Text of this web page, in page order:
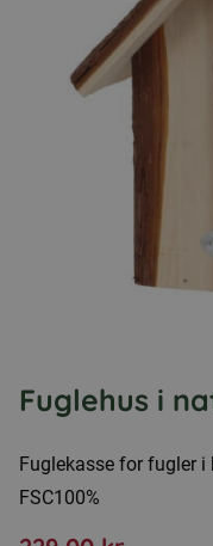
Fuglehus i
Fuglekasse for fugler
FSC100%